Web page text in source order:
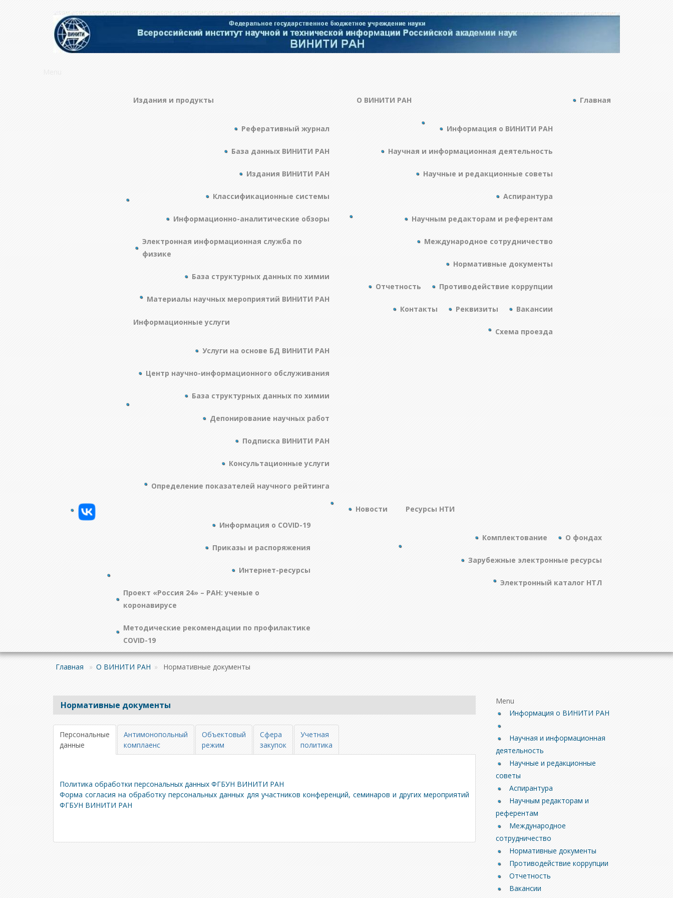
Главная
О ВИНИТИ РАН
Информация о ВИНИТИ РАН
Научная и информационная деятельность
Научные и редакционные советы
Аспирантура
Научным редакторам и референтам
Международное сотрудничество
Нормативные документы
Противодействие коррупции
Отчетность
Вакансии
Реквизиты
Контакты
Схема проезда
Издания и продукты
Реферативный журнал
База данных ВИНИТИ РАН
Издания ВИНИТИ РАН
Классификационные системы
Информационно-аналитические обзоры
Электронная информационная служба по
физике
База структурных данных по химии
Материалы научных мероприятий ВИНИТИ РАН
Информационные услуги
Услуги на основе БД ВИНИТИ РАН
Центр научно-информационного обслуживания
База структурных данных по химии
Депонирование научных работ
Подписка ВИНИТИ РАН
Консультационные услуги
Определение показателей научного рейтинга
Ресурсы НТИ
О фондах
Комплектование
Зарубежные электронные ресурсы
Электронный каталог НТЛ
Новости
Информация о COVID-19
Приказы и распоряжения
Интернет-ресурсы
Проект «Россия 24» – РАН: ученые о
коронавирусе
Методические рекомендации по профилактике
COVID-19
Главная » О ВИНИТИ РАН » Нормативные документы
Нормативные документы
Персональные
данные
Антимонопольный
комплаенс
Объектовый
режим
Сфера
закупок
Учетная
политика
Политика обработки персональных данных ФГБУН ВИНИТИ РАН
Форма согласия на обработку персональных данных для участников конференций, семинаров и других мероприятий
ФГБУН ВИНИТИ РАН
Menu
Информация о ВИНИТИ РАН
Научная и информационная
деятельность
Научные и редакционные
советы
Аспирантура
Научным редакторам и
референтам
Международное
сотрудничество
Нормативные документы
Противодействие коррупции
Отчетность
Вакансии